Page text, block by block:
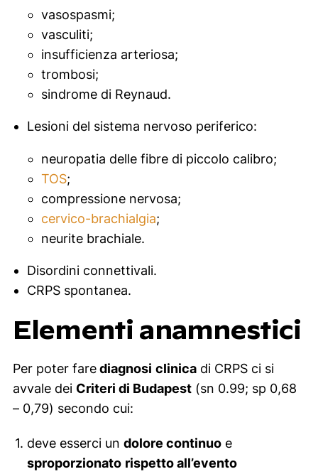
vasospasmi;
vasculiti;
insufficienza arteriosa;
trombosi;
sindrome di Reynaud.
Lesioni del sistema nervoso periferico:
neuropatia delle fibre di piccolo calibro;
TOS;
compressione nervosa;
cervico-brachialgia;
neurite brachiale.
Disordini connettivali.
CRPS spontanea.
Elementi anamnestici
Per poter farediagnosi clinicadi CRPS ci si
avvale dei Criteri di Budapest(sn 0.99; sp 0,68
– 0,79) secondo cui:
deve esserci un dolore continuoe
sproporzionato rispetto all’evento